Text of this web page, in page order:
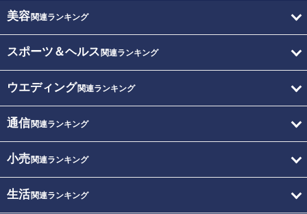
美容関連ランキング
スポーツ＆ヘルス 関連ランキング
ウエディング関連ランキング
通信関連ランキング
小売関連ランキング
生活関連ランキング